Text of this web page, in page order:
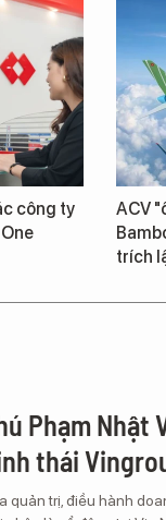
công ty
ACV
trích
Phạm Nhật
thái
quản trị, điều hành